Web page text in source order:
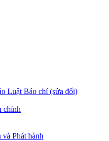
Luật Báo chí (sửa đổi)
chính
Phát hành